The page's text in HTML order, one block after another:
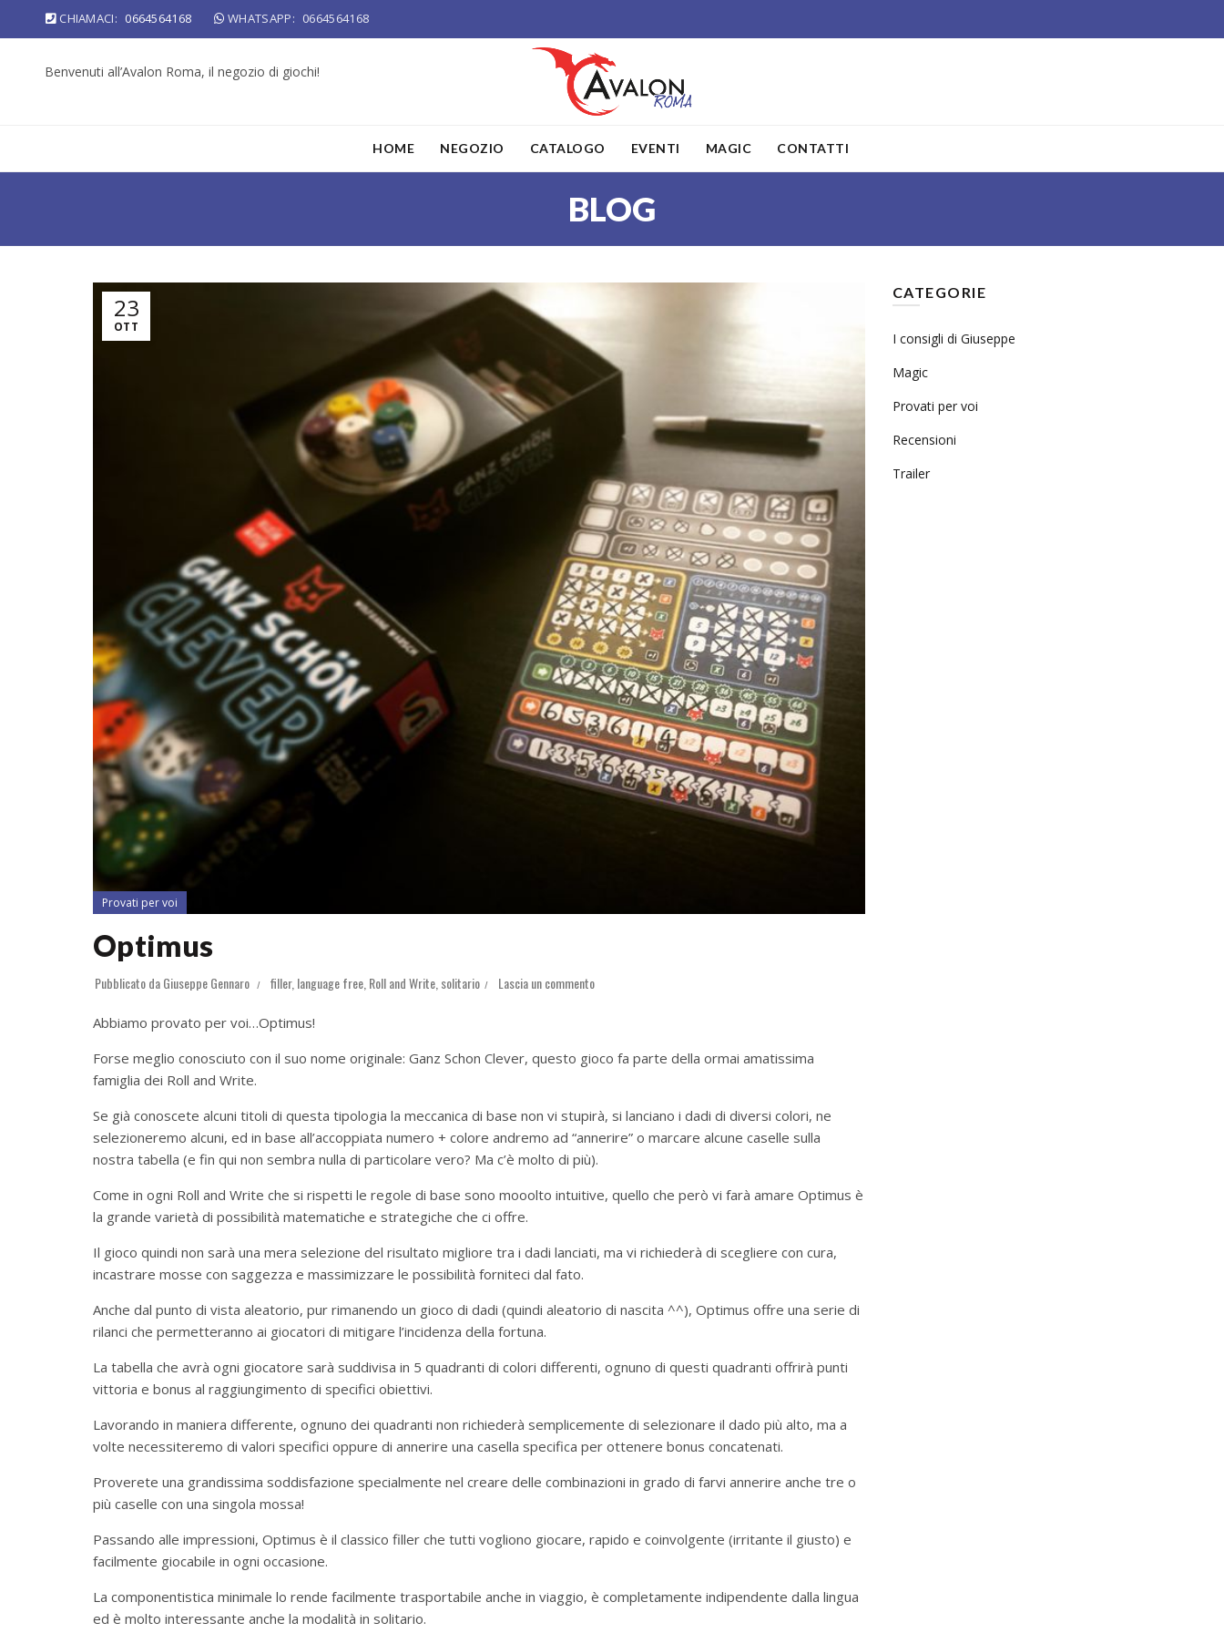
CHIAMACI: 0664564168 WHATSAPP: 0664564168
Benvenuti all’Avalon Roma, il negozio di giochi!
HOME NEGOZIO CATALOGO EVENTI MAGIC CONTATTI
BLOG
23
OTT
Provati per voi
Optimus
Pubblicato daGiuseppe Gennaro filler, language free Roll and Write solitario Lascia un commento
Abbiamo provato per voi…Optimus!
Forse meglio conosciuto con il suo nome originale: Ganz Schon Clever, questo gioco fa parte della ormai amatissima
famiglia dei Roll and Write.
Se già conoscete alcuni titoli di questa tipologia la meccanica di base non vi stupirà, si lanciano i dadi di diversi colori, ne
selezioneremo alcuni, ed in base all’accoppiata numero + colore andremo ad “annerire” o marcare alcune caselle sulla
nostra tabella (e fin qui non sembra nulla di particolare vero? Ma c’è molto di più).
Come in ogni Roll and Write che si rispetti le regole di base sono mooolto intuitive, quello che però vi farà amare Optimus è
la grande varietà di possibilità matematiche e strategiche che ci offre.
Il gioco quindi non sarà una mera selezione del risultato migliore tra i dadi lanciati, ma vi richiederà di scegliere con cura,
incastrare mosse con saggezza e massimizzare le possibilità forniteci dal fato.
Anche dal punto di vista aleatorio, pur rimanendo un gioco di dadi (quindi aleatorio di nascita ^^), Optimus offre una serie di
rilanci che permetteranno ai giocatori di mitigare l’incidenza della fortuna.
La tabella che avrà ogni giocatore sarà suddivisa in 5 quadranti di colori differenti, ognuno di questi quadranti offrirà punti
vittoria e bonus al raggiungimento di specifici obiettivi.
Lavorando in maniera differente, ognuno dei quadranti non richiederà semplicemente di selezionare il dado più alto, ma a
volte necessiteremo di valori specifici oppure di annerire una casella specifica per ottenere bonus concatenati.
Proverete una grandissima soddisfazione specialmente nel creare delle combinazioni in grado di farvi annerire anche tre o
più caselle con una singola mossa!
Passando alle impressioni, Optimus è il classico filler che tutti vogliono giocare, rapido e coinvolgente (irritante il giusto) e
facilmente giocabile in ogni occasione.
La componentistica minimale lo rende facilmente trasportabile anche in viaggio, è completamente indipendente dalla lingua
ed è molto interessante anche la modalità in solitario.
CATEGORIE
I consigli di Giuseppe
Magic
Provati per voi
Recensioni
Trailer